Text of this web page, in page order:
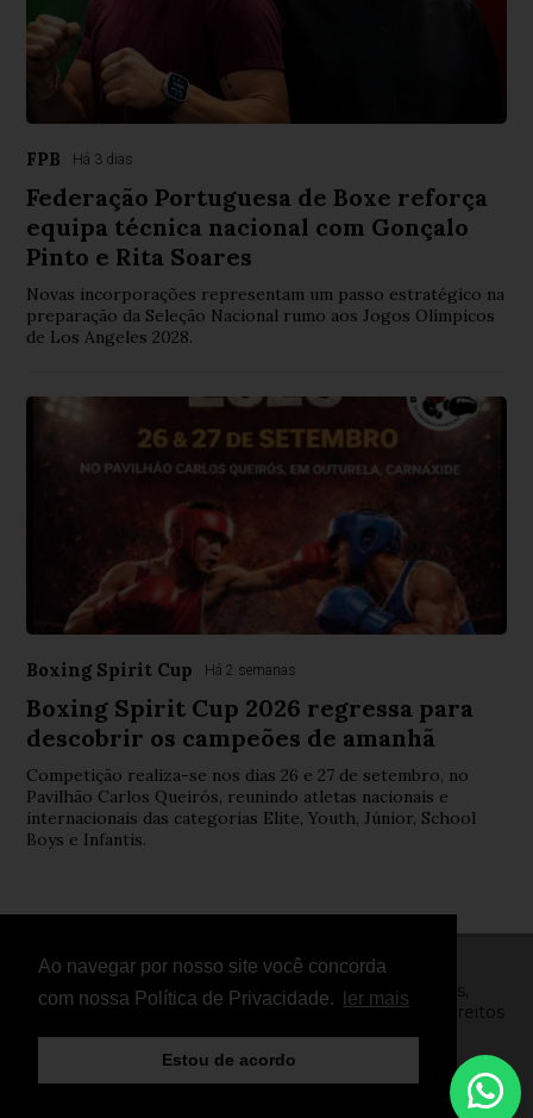
Ao navegar por nosso site você concorda
com nossa Política de Privacidade.
ler mais
Estou de acordo
FPB Há 3 dias
Federação Portuguesa de Boxe reforça
equipa técnica nacional com Gonçalo
Pinto e Rita Soares
Novas incorporações representam um passo estratégico na
preparação da Seleção Nacional rumo aos Jogos Olímpicos
de Los Angeles 2028.
Boxing Spirit Cup Há 2 semanas
Boxing Spirit Cup 2026 regressa para
descobrir os campeões de amanhã
Competição realiza-se nos dias 26 e 27 de setembro, no
Pavilhão Carlos Queirós, reunindo atletas nacionais e
internacionais das categorias Elite, Youth, Júnior, School
Boys e Infantis.
© Copyright 2026 - FightNews - Atletas, Equipas,
Eventos, Notícias, Vídeos e Entrevistas - Todos os direitos
reservados